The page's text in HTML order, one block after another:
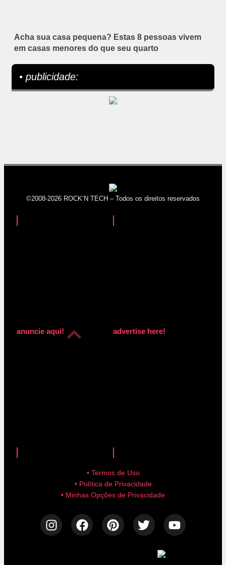
Acha sua casa pequena? Estas 8 pessoas vivem
em casas menores do que seu quarto
• publicidade:
©2008-2026 ROCK’N TECH – Todos os direitos reservados
anuncie aqui! advertise here!
• Termos de Uso
• Política de Privacidade
• Minhas Opções de Privacidade